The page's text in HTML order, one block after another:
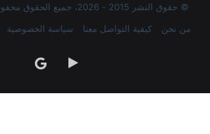
© حقوق النشر 2015 - 2026، جميع الحقوق محفوظة | الصفحة العربية
من نحن
كيفية التواصل معنا سياسة الخصوصية
‏Google
Play
google
news